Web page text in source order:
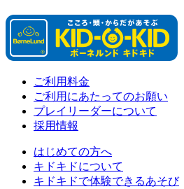
ご利用料金
ご利用にあたってのお願い
プレイリーダーについて
採用情報
はじめての方へ
キドキドについて
キドキドで体験できるあそび